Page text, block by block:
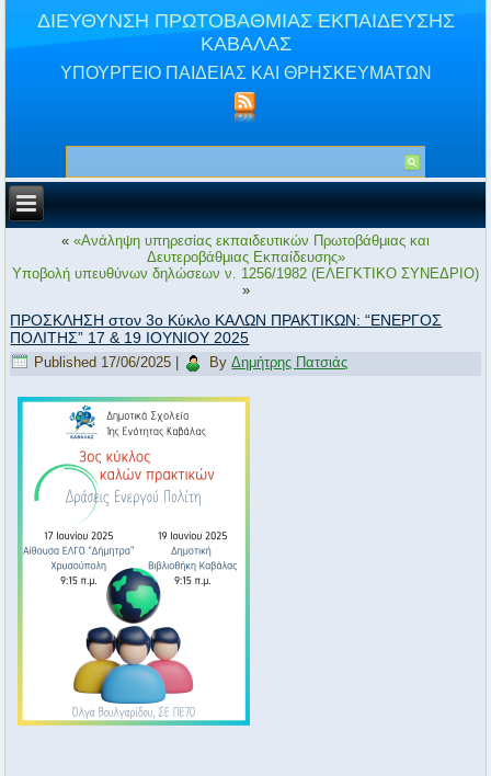
ΔΙΕΥΘΥΝΣΗ ΠΡΩΤΟΒΑΘΜΙΑΣ ΕΚΠΑΙΔΕΥΣΗΣ
ΚΑΒΑΛΑΣ
ΥΠΟΥΡΓΕΙΟ ΠΑΙΔΕΙΑΣ ΚΑΙ ΘΡΗΣΚΕΥΜΑΤΩΝ
« «Ανάληψη υπηρεσίας εκπαιδευτικών Πρωτοβάθμιας και
Δευτεροβάθμιας Εκπαίδευσης»
Υποβολή υπευθύνων δηλώσεων ν. 1256/1982 (ΕΛΕΓΚΤΙΚΟ ΣΥΝΕΔΡΙΟ)
»
ΠΡΟΣΚΛΗΣΗ στον 3ο Κύκλο ΚΑΛΩΝ ΠΡΑΚΤΙΚΩΝ: “ΕΝΕΡΓΟΣ
ΠΟΛΙΤΗΣ” 17 & 19 ΙΟΥΝΙΟΥ 2025
Published 17/06/2025 By Δημήτρης Πατσιάς